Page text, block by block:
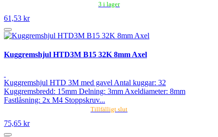
3 i lager
61,53 kr
Kuggremshjul HTD3M B15 32K 8mm Axel
Kuggremshjul HTD 3M med gavel Antal kuggar: 32
Kuggremsbredd: 15mm Delning: 3mm Axeldiameter: 8mm
Fastlåsning: 2x M4 Stoppskruv...
Tillfälligt slut
75,65 kr